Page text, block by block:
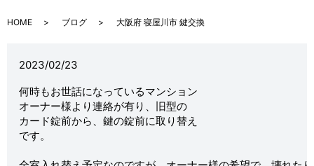
HOME ブログ 大阪府 寝屋川市 鍵交換
2023/02/23
何時もお世話になっているマンション
オーナー様より連絡が有り、旧型の
カード錠前から、鍵の錠前に取り替え
です。